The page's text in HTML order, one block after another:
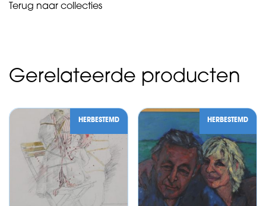
Terug naar collecties
Gerelateerde producten
HERBESTEMD HERBESTEMD